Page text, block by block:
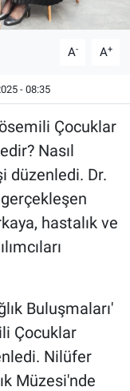
A- A+
- 08:35
Çocuklar
Nasıl
düzenledi. Dr.
hastalık ve
Buluşmaları'
Çocuklar
Nilüfer
Müzesi'nde